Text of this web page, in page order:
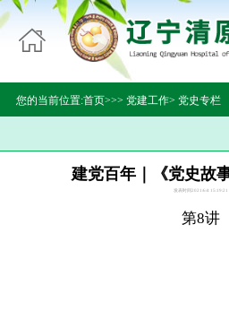

您的当前位置:首页>>> 党建工作> 党史专栏
建党百年｜《党史故
发表时间2021/6/4 15:19:21
第8讲